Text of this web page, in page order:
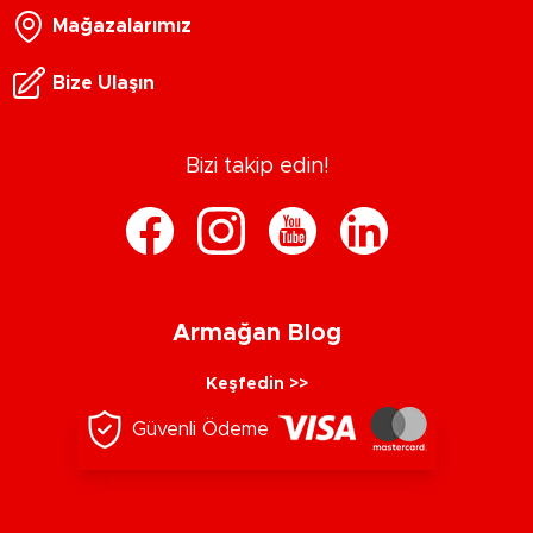
Mağazalarımız
Bize Ulaşın
Bizi takip edin!
Armağan Blog
Keşfedin >>
Güvenli Ödeme